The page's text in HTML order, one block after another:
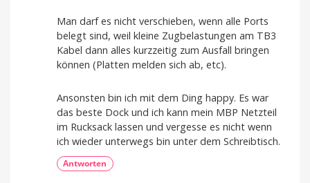
Man darf es nicht verschieben, wenn alle Ports
belegt sind, weil kleine Zugbelastungen am TB3
Kabel dann alles kurzzeitig zum Ausfall bringen
können (Platten melden sich ab, etc).
Ansonsten bin ich mit dem Ding happy. Es war
das beste Dock und ich kann mein MBP Netzteil
im Rucksack lassen und vergesse es nicht wenn
ich wieder unterwegs bin unter dem Schreibtisch.
Antworten